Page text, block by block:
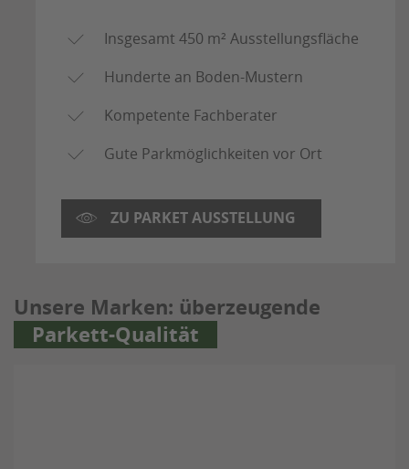
Insgesamt 450 m² Ausstellungsfläche
Hunderte an Boden-Mustern
Kompetente Fachberater
Gute Parkmöglichkeiten vor Ort
ZU PARKET AUSSTELLUNG
Unsere Marken: überzeugende
Parkett-Qualität